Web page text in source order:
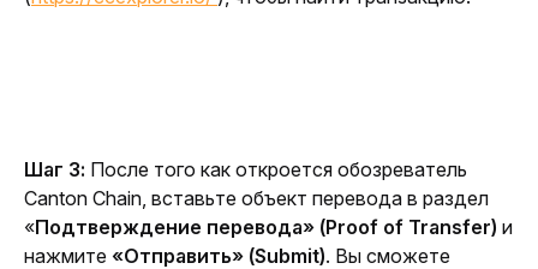
Шаг 3: После того как откроется обозреватель
Canton Chain, вставьте объект перевода в раздел
«Подтверждение перевода» (Proof of Transfer) и
нажмите «Отправить» (Submit). Вы сможете